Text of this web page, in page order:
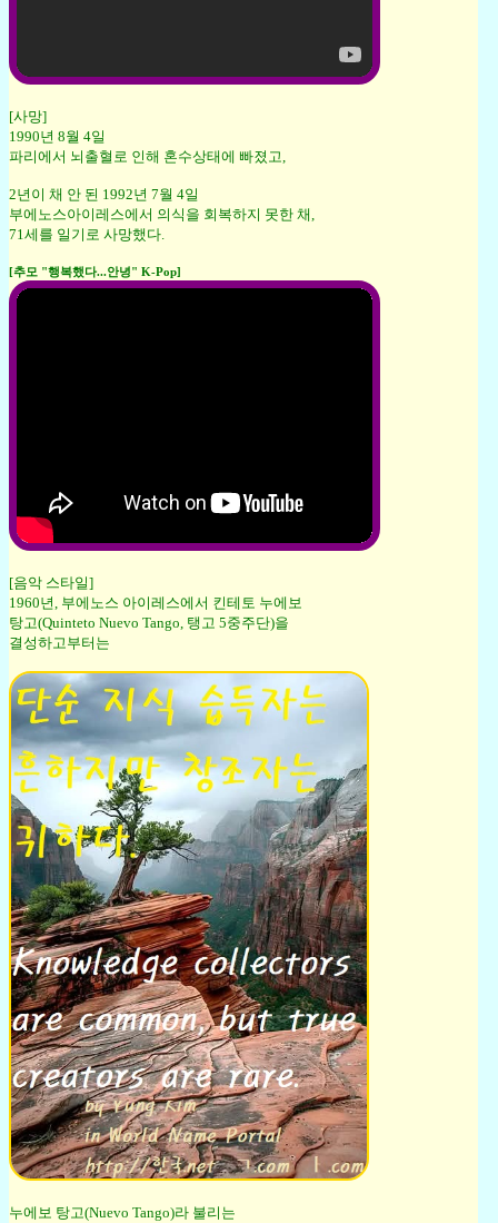
[사망]
1990년 8월 4일
파리에서 뇌출혈로 인해 혼수상태에 빠졌고,
2년이 채 안 된 1992년 7월 4일
부에노스아이레스에서 의식을 회복하지 못한 채,
71세를 일기로 사망했다.
[추모 "행복했다...안녕" K-Pop]
[음악 스타일]
1960년, 부에노스 아이레스에서 킨테토 누에보
탕고(Quinteto Nuevo Tango, 탱고 5중주단)을
결성하고부터는
누에보 탕고(Nuevo Tango)라 불리는